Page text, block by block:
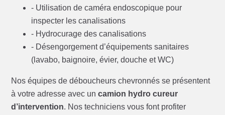
- Utilisation de caméra endoscopique pour
inspecter les canalisations
- Hydrocurage des canalisations
- Désengorgement d’équipements sanitaires
(lavabo, baignoire, évier, douche et WC)
Nos équipes de déboucheurs chevronnés se présentent
à votre adresse avec uncamion hydro cureur
d’intervention. Nos techniciens vous font profiter